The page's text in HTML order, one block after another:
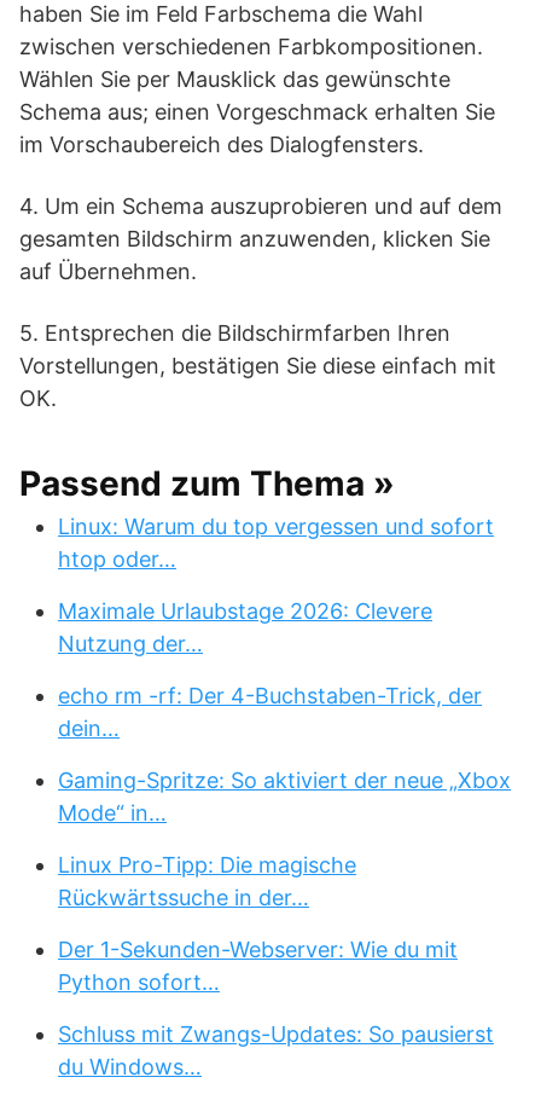
haben Sie im Feld Farbschema die Wahl
zwischen verschiedenen Farbkompositionen.
Wählen Sie per Mausklick das gewünschte
Schema aus; einen Vorgeschmack erhalten Sie
im Vorschaubereich des Dialogfensters.
4. Um ein Schema auszuprobieren und auf dem
gesamten Bildschirm anzuwenden, klicken Sie
auf Übernehmen.
5. Entsprechen die Bildschirmfarben Ihren
Vorstellungen, bestätigen Sie diese einfach mit
OK.
Passend zum Thema »
Linux: Warum du top vergessen und sofort
htop oder…
Maximale Urlaubstage 2026: Clevere
Nutzung der…
echo rm -rf: Der 4-Buchstaben-Trick, der
dein…
Gaming-Spritze: So aktiviert der neue „Xbox
Mode“ in…
Linux Pro-Tipp: Die magische
Rückwärtssuche in der…
Der 1-Sekunden-Webserver: Wie du mit
Python sofort…
Schluss mit Zwangs-Updates: So pausierst
du Windows…